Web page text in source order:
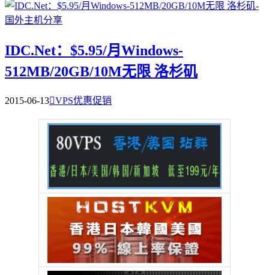
IDC.Net：$5.95/月Windows-
512MB/20GB/10M无限 洛杉矶
2015-06-13VPS优惠促销